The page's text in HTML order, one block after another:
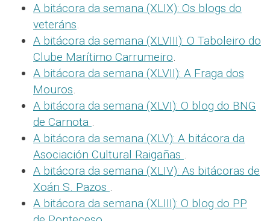
A bitácora da semana (XLIX): Os blogs do
veteráns.
A bitácora da semana (XLVIII): O Taboleiro do
Clube Marítimo Carrumeiro.
A bitácora da semana (XLVII): A Fraga dos
Mouros.
A bitácora da semana (XLVI): O blog do BNG
de Carnota .
A bitácora da semana (XLV): A bitácora da
Asociación Cultural Raigañas .
A bitácora da semana (XLIV): As bitácoras de
Xoán S. Pazos .
A bitácora da semana (XLIII): O blog do PP